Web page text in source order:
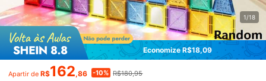
1/18
Economize R$18,09
Apartir de R$162,86 -10% R$180,95